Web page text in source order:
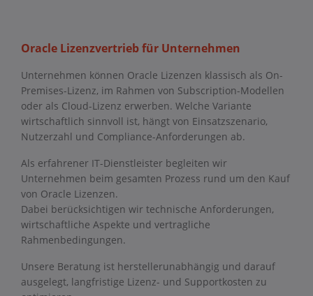
Oracle Lizenzvertrieb für Unternehmen
Unternehmen können Oracle Lizenzen klassisch als On-
Premises-Lizenz, im Rahmen von Subscription-Modellen
oder als Cloud-Lizenz erwerben. Welche Variante
wirtschaftlich sinnvoll ist, hängt von Einsatzszenario,
Nutzerzahl und Compliance-Anforderungen ab.
Als erfahrener IT-Dienstleister begleiten wir
Unternehmen beim gesamten Prozess rund um den Kauf
von Oracle Lizenzen.
Dabei berücksichtigen wir technische Anforderungen,
wirtschaftliche Aspekte und vertragliche
Rahmenbedingungen.
Unsere Beratung ist herstellerunabhängig und darauf
ausgelegt, langfristige Lizenz- und Supportkosten zu